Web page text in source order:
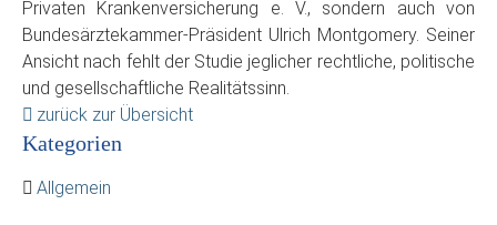
Privaten Krankenversicherung e. V., sondern auch von
Bundesärztekammer-Präsident Ulrich Montgomery. Seiner
Ansicht nach fehlt der Studie jeglicher rechtliche, politische
und gesellschaftliche Realitätssinn.
zurück zur Übersicht
Kategorien
Allgemein